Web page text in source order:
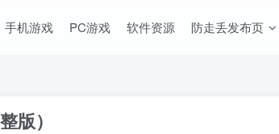
手机游戏 PC游戏 软件资源 防走丢发布页
版）